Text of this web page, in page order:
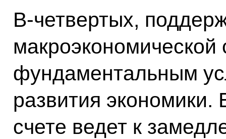
В‑четвертых,
макроэкономической
фундаментальным
развития
счете ведет к